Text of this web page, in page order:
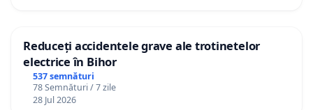
Reduceți accidentele grave ale trotinetelor
electrice în Bihor
537 semnături
78 Semnături / 7 zile
28 Jul 2026